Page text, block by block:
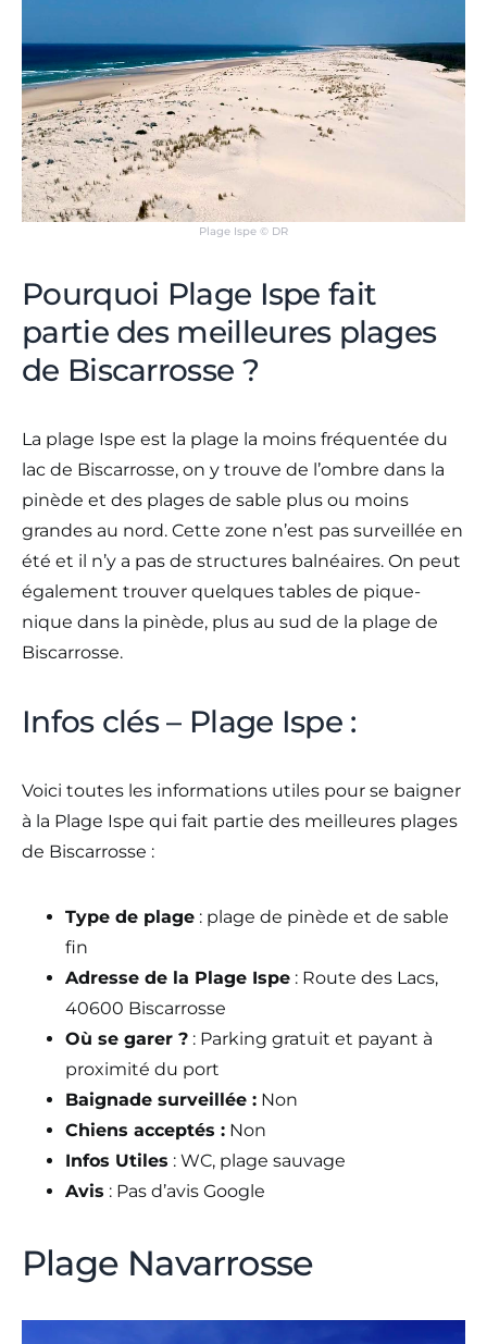
Plage Ispe © DR
Pourquoi Plage Ispe fait
partie des meilleures plages
de Biscarrosse ?
La plage Ispe est la plage la moins fréquentée du
lac de Biscarrosse, on y trouve de l’ombre dans la
pinède et des plages de sable plus ou moins
grandes au nord. Cette zone n’est pas surveillée en
été et il n’y a pas de structures balnéaires. On peut
également trouver quelques tables de pique-
nique dans la pinède, plus au sud de la plage de
Biscarrosse.
Infos clés – Plage Ispe :
Voici toutes les informations utiles pour se baigner
à la Plage Ispe qui fait partie des meilleures plages
de Biscarrosse :
Type de plage : plage de pinède et de sable
fin
Adresse de la Plage Ispe : Route des Lacs,
40600 Biscarrosse
Où se garer ? : Parking gratuit et payant à
proximité du port
Baignade surveillée : Non
Chiens acceptés : Non
Infos Utiles : WC, plage sauvage
Avis : Pas d’avis Google
Plage Navarrosse